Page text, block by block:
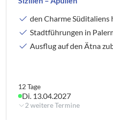
den Charme Süditaliens
Stadtführungen in
Ausflug auf den Ätna
12 Tage
Di. 13.04.2027
2 weitere Termine